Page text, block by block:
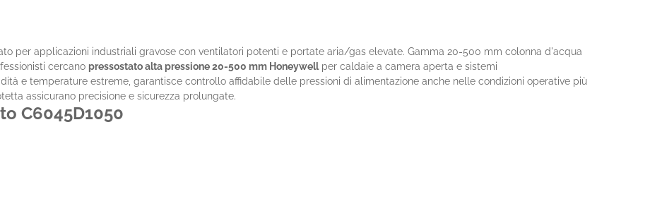
per applicazioni industriali gravose con ventilatori potenti e portate aria/gas elevate. Gamma 20-500 mm colonna d'acqua
cercanopressostato alta pressione 20-500 mm Honeywellper caldaie a camera aperta e sistemi
e temperature estreme, garantisce controllo affidabile delle pressioni di alimentazione anche nelle condizioni operative più
assicurano precisione e sicurezza prolungate.
C6045D1050